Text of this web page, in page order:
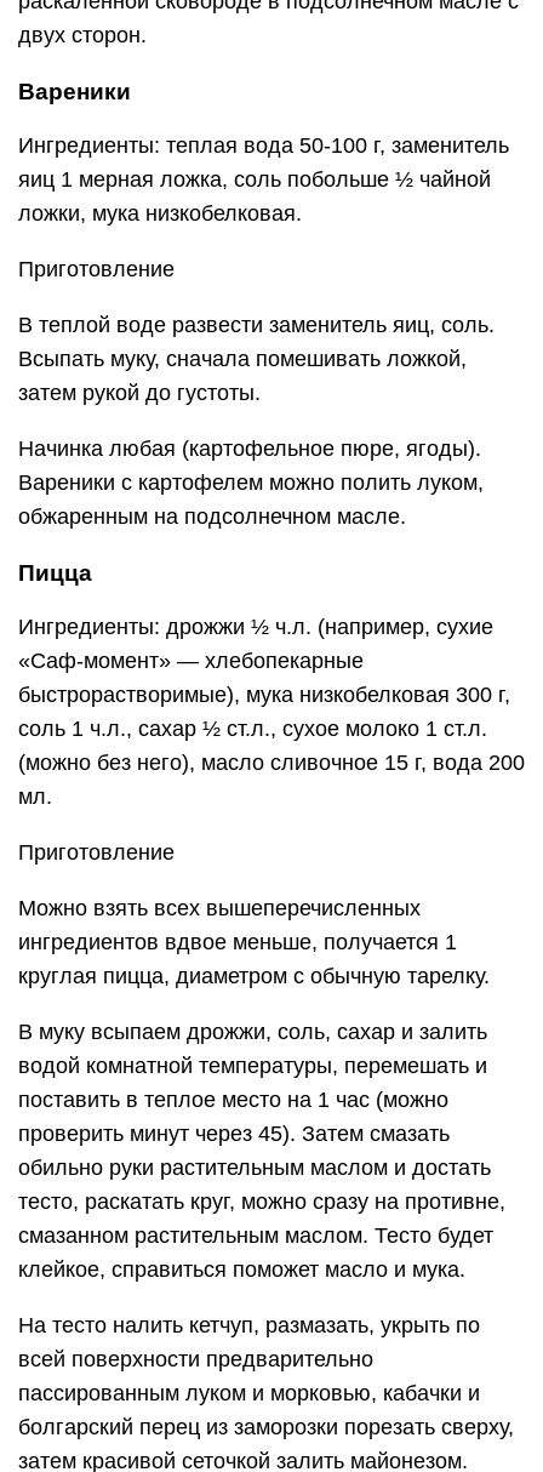
двух сторон.
Вареники
Ингредиенты: теплая вода 50-100 г, заменитель
яиц 1 мерная ложка, соль побольше ½ чайной
ложки, мука низкобелковая.
Приготовление
В теплой воде развести заменитель яиц, соль.
Всыпать муку, сначала помешивать ложкой,
затем рукой до густоты.
Начинка любая (картофельное пюре, ягоды).
Вареники с картофелем можно полить луком,
обжаренным на подсолнечном масле.
Пицца
Ингредиенты: дрожжи ½ ч.л. (например, сухие
«Саф-момент» — хлебопекарные
быстрорастворимые), мука низкобелковая 300 г,
соль 1 ч.л., сахар ½ ст.л., сухое молоко 1 ст.л.
(можно без него), масло сливочное 15 г, вода 200
мл.
Приготовление
Можно взять всех вышеперечисленных
ингредиентов вдвое меньше, получается 1
круглая пицца, диаметром с обычную тарелку.
В муку всыпаем дрожжи, соль, сахар и залить
водой комнатной температуры, перемешать и
поставить в теплое место на 1 час (можно
проверить минут через 45). Затем смазать
обильно руки растительным маслом и достать
тесто, раскатать круг, можно сразу на противне,
смазанном растительным маслом. Тесто будет
клейкое, справиться поможет масло и мука.
На тесто налить кетчуп, размазать, укрыть по
всей поверхности предварительно
пассированным луком и морковью, кабачки и
болгарский перец из заморозки порезать сверху,
затем красивой сеточкой залить майонезом.